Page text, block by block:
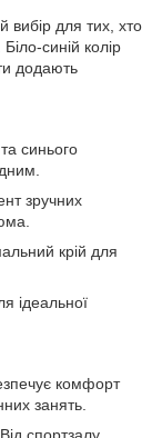
вибір для тих, хто
синій колір
додають
синього
зручних
крій для
ідеальної
комфорт
занять.